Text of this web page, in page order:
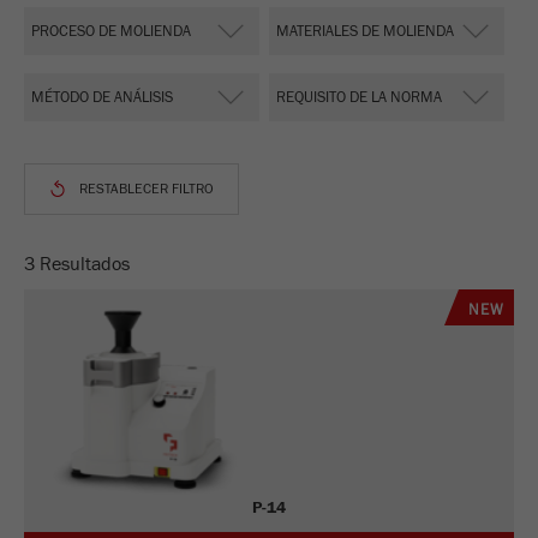
Nombre __utmz
Proveedor google
Propósito
visitante Información de la visita actual, también
última visita fue diferente de la actual. Si no se
puede determinar la información sobre la fuente
del visitante, la cookie no se modifica. De esta
manera, Google Analytics puede asociar
información de visitantes, como conversiones y
transacciones de comercio electrónico, con una
fuente de visitantes. La cookie no contiene
información histórica sobre fuentes de
visitantes anteriores.
3 Resultados
NEW
P-14